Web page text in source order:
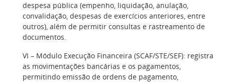
despesa pública (empenho, liquidação, anulação,
convalidação, despesas de exercícios anteriores, entre
outros), além de permitir consultas e rastreamento de
documentos.
VI – Módulo Execução Financeira (SCAF/STE/SEF): registra
as movimentações bancárias e os pagamentos,
permitindo emissão de ordens de pagamento,